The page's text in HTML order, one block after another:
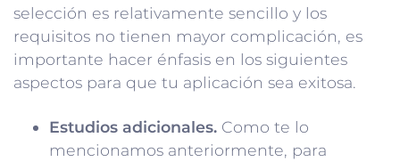
selección es relativamente sencillo y los
requisitos no tienen mayor complicación, es
importante hacer énfasis en los siguientes
aspectos para que tu aplicación sea exitosa.
Estudios adicionales. Como te lo
mencionamos anteriormente, para